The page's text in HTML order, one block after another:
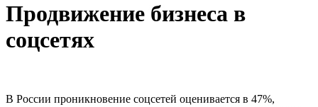
Продвижение бизнеса в
соцсетях
В России проникновение соцсетей оценивается в 47%,